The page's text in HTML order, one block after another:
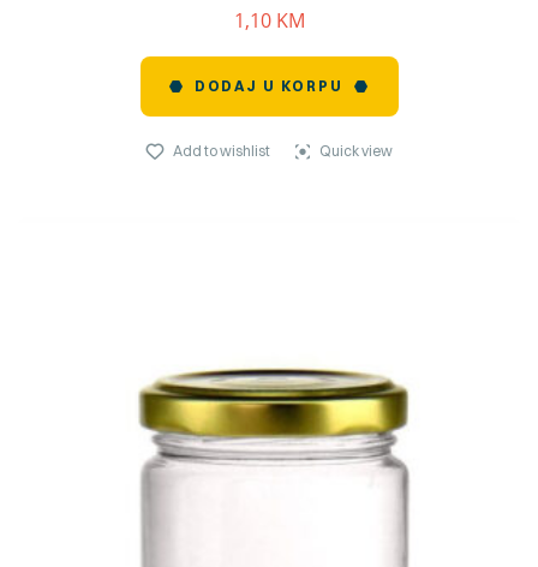
1,10 KM
DODAJ U KORPU
Add to wishlist Quick view